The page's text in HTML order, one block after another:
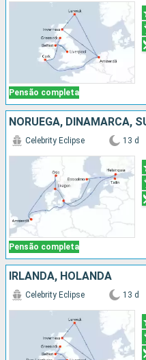
Pensão completa
Pensão completa
Celebrity Eclipse 13 d
IRLANDA, HOLANDA
Celebrity Eclipse 13 d